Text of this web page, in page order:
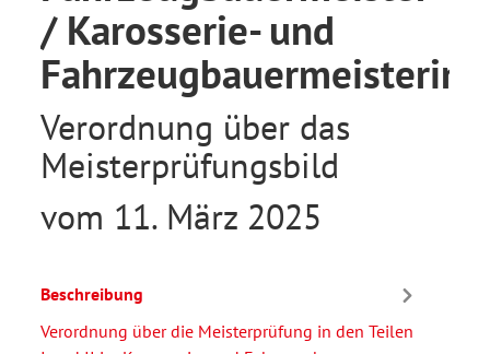
/ Karosserie- und
Fahrzeugbauermeisterin
Verordnung über das
Meisterprüfungsbild
vom 11. März 2025
Beschreibung
Verordnung über die Meisterprüfung in den Teilen